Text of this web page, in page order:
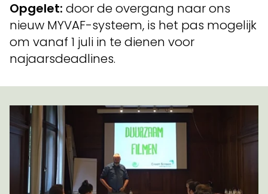
Opgelet: door de overgang naar ons
nieuw MYVAF-systeem, is het pas mogelijk
om vanaf 1 juli in te dienen voor
najaarsdeadlines.